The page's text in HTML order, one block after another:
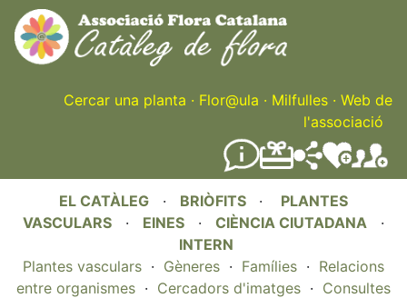
Skip
to
main
content
Cercar una planta · Flor@ula · Milfulles · Web de
l'associació
EL CATÀLEG · BRIÒFITS · PLANTES
VASCULARS · EINES · CIÈNCIA CIUTADANA ·
INTERN
Plantes vasculars · Gèneres · Famílies · Relacions
entre organismes · Cercadors d'imatges · Consultes